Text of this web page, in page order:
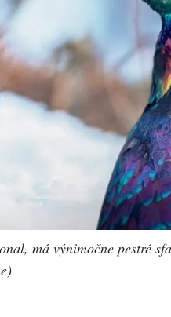
má výnimočne pestré